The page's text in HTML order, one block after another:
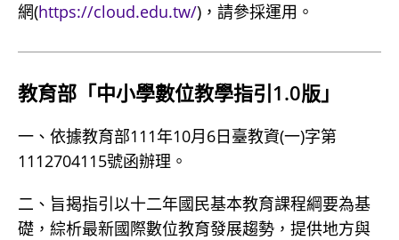
網(https://cloud.edu.tw/)，請參採運用。
教育部「中小學數位教學指引1.0版」
一、依據教育部111年10月6日臺教資(一)字第
1112704115號函辦理。
二、旨揭指引以十二年國民基本教育課程綱要為基
礎，綜析最新國際數位教育發展趨勢，提供地方與